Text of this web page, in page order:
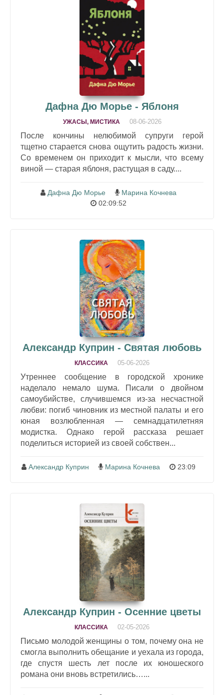
Дафна Дю Морье - Яблоня
УЖАСЫ, МИСТИКА 08-06-2026
После кончины нелюбимой супруги герой
тщетно старается снова ощутить радость жизни.
Со временем он приходит к мысли, что всему
виной — старая яблоня, растущая в саду....
Дафна Дю Морье
Марина Кочнева
02:09:52
Александр Куприн - Святая любовь
КЛАССИКА 05-06-2026
Утреннее сообщение в городской хронике
наделало немало шума. Писали о двойном
самоубийстве, случившемся из-за несчастной
любви: погиб чиновник из местной палаты и его
юная возлюбленная — семнадцатилетняя
модистка. Однако герой рассказа решает
поделиться историей из своей собствен...
Александр Куприн Марина Кочнева 23:09
Александр Куприн - Осенние цветы
КЛАССИКА 02-05-2026
Письмо молодой женщины о том, почему она не
смогла выполнить обещание и уехала из города,
где спустя шесть лет после их юношеского
романа они вновь встретились…...